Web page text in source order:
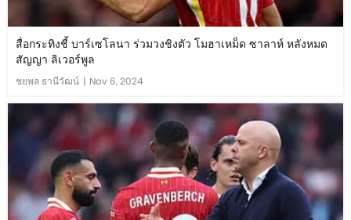
สื่อกระทิงชี้ บาร์เซโลนา ร่วมวงชิงตัว โมฮาเหม็ด ซาลาห์ หลังหมด
สัญญา ลิเวอร์พูล
ชยพล ธานีวัฒน์ | Nov 6, 2024